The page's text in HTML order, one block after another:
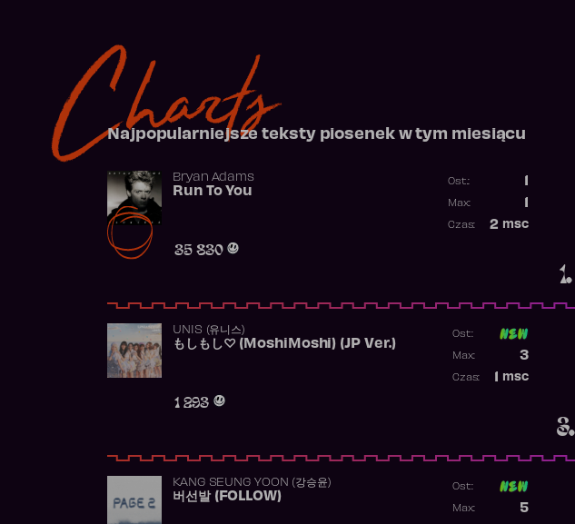
Charts
Najpopularniejsze teksty piosenek w tym miesiącu
1.
Bryan Adams
Run To You
35 830
Ost.:
Max:
2 msc
Czas:
3.
UNIS (유니스)
もしもし♡ (MoshiMoshi) (JP Ver.)
1 293
Ost:
3
Max:
msc
Czas:
KANG SEUNG YOON (강승윤)
버선발 (FOLLOW)
Ost:
5
Max: